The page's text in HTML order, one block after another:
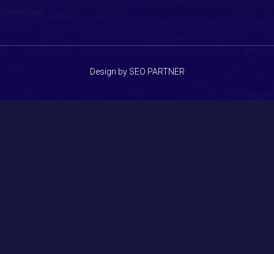
Design by SEO PARTNER